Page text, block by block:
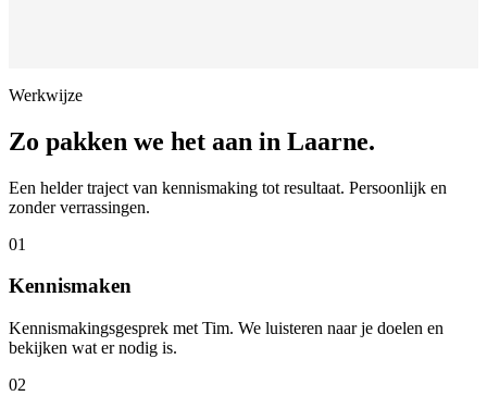
Werkwijze
Zo pakken we het aan in Laarne.
Een helder traject van kennismaking tot resultaat. Persoonlijk en
zonder verrassingen.
01
Kennismaken
Kennismakingsgesprek met Tim. We luisteren naar je doelen en
bekijken wat er nodig is.
02